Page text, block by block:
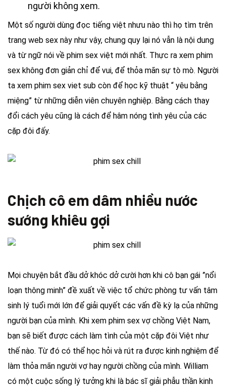
người không xem.
Một số người dùng đọc tiếng việt nhưu nào thì họ tìm trên
trang web sex này như vậy, chung quy lại nó vẫn là nội dung
và từ ngữ nói về phim sex việt mới nhất. Thực ra xem phim
sex không đơn giản chỉ để vui, để thỏa mãn sự tò mò. Người
ta xem phim sex viet sub còn để học kỹ thuật “ yêu bằng
miệng” từ những diễn viên chuyên nghiệp. Bằng cách thay
đổi cách yêu cũng là cách để hâm nóng tình yêu của các
cặp đôi đấy.
Chịch cô em dâm nhiều nước
sướng khiêu gợi
Mọi chuyện bắt đầu dở khóc dở cười hơn khi cô bạn gái ”nổi
loạn thông minh” đề xuất về việc tổ chức phòng tư vấn tâm
sinh lý tuổi mới lớn để giải quyết các vấn đề kỳ lạ của những
người bạn của mình. Khi xem phim sex vợ chồng Việt Nam,
bạn sẽ biết được cách làm tình của một cặp đôi Việt như
thế nào. Từ đó có thể học hỏi và rút ra được kinh nghiệm để
làm thỏa mãn người vợ hay người chồng của mình. William
có một cuộc sống lý tưởng khi là bác sĩ giải phẫu thần kinh